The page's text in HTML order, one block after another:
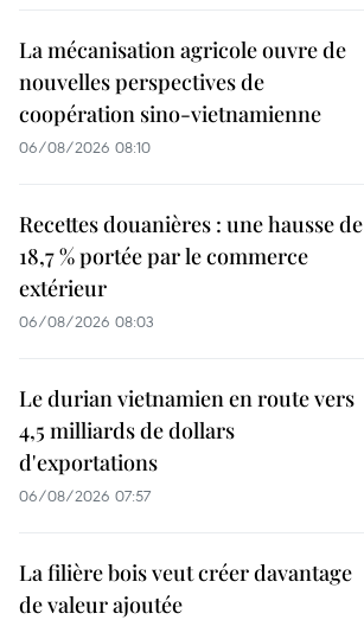
La mécanisation agricole ouvre de
nouvelles perspectives de
coopération sino-vietnamienne
06/08/2026 08:10
Recettes douanières : une hausse de
18,7 % portée par le commerce
extérieur
06/08/2026 08:03
Le durian vietnamien en route vers
4,5 milliards de dollars
d'exportations
06/08/2026 07:57
La filière bois veut créer davantage
de valeur ajoutée